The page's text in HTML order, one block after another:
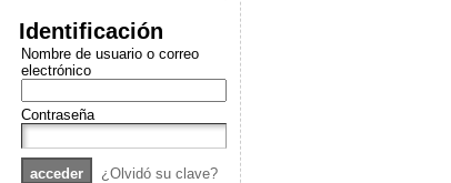
Identificación
Nombre de usuario o correo
electrónico
Contraseña
¿Olvidó su clave?